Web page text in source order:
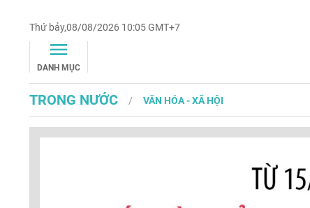
Thứ bảy,08/08/2026 10:05 GMT+7
DANH MỤC
TRONG NƯỚC VĂN HÓA - XÃ HỘI